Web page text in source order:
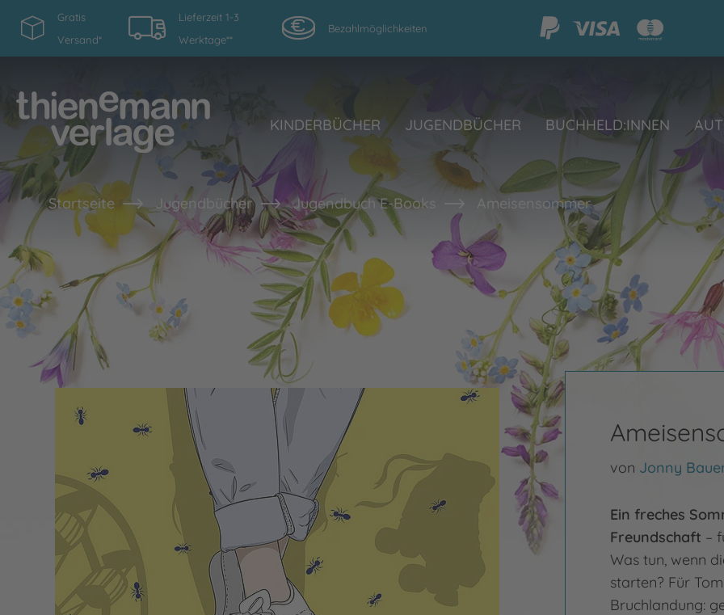
Gratis
Versand*
Lieferzeit 1-3
Werktage**
Bezahlmöglichkeiten
KINDERBÜCHER JUGENDBÜCHER BUCHHELD:INNEN
Startseite Jugendbücher Jugendbuch E-Books Ameisensommer
von Jonny
Ein freches
Freundschaft –
Was tun, wenn
starten? Für
Bruchlandung: